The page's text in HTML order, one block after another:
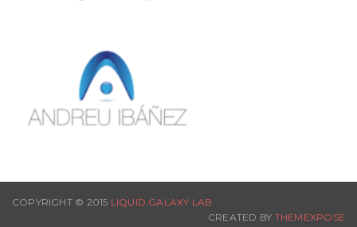
COPYRIGHT © 2015 LIQUID GALAXY LAB
CREATED BY THEMEXPOSE